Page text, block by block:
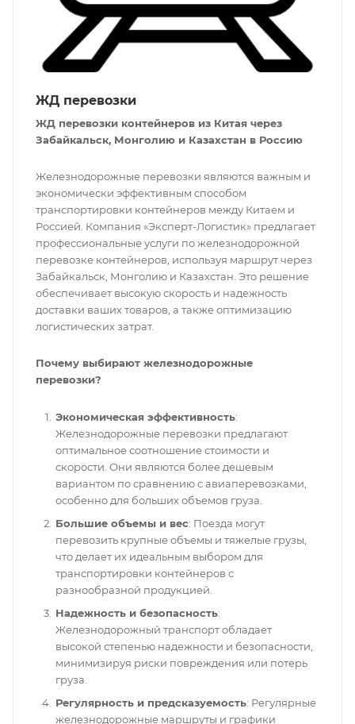
ЖД перевозки
ЖД перевозки контейнеров из Китая через
Забайкальск, Монголию и Казахстан в Россию
Железнодорожные перевозки являются важным и
экономически эффективным способом
транспортировки контейнеров между Китаем и
Россией. Компания «Эксперт-Логистик» предлагает
профессиональные услуги по железнодорожной
перевозке контейнеров, используя маршрут через
Забайкальск, Монголию и Казахстан. Это решение
обеспечивает высокую скорость и надежность
доставки ваших товаров, а также оптимизацию
логистических затрат.
Почему выбирают железнодорожные
перевозки?
Экономическая эффективность:
Железнодорожные перевозки предлагают
оптимальное соотношение стоимости и
скорости. Они являются более дешевым
вариантом по сравнению с авиаперевозками,
особенно для больших объемов груза.
Большие объемы и вес: Поезда могут
перевозить крупные объемы и тяжелые грузы,
что делает их идеальным выбором для
транспортировки контейнеров с
разнообразной продукцией.
Надежность и безопасность:
Железнодорожный транспорт обладает
высокой степенью надежности и безопасности,
минимизируя риски повреждения или потерь
груза.
Регулярность и предсказуемость: Регулярные
железнодорожные маршруты и графики